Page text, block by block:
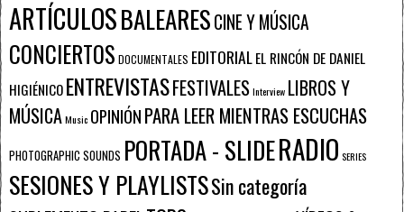
ARTÍCULOSBALEARESCINE Y MÚSICA
CONCIERTOS DOCUMENTALES EDITORIALEL RINCÓN DE DANIEL
HIGIÉNICOENTREVISTASFESTIVALESInterview LIBROS Y
MÚSICAMusic OPINIÓNPARA LEER MIENTRAS ESCUCHAS
PHOTOGRAPHIC SOUNDS PORTADA - SLIDERADIO SERIES
SESIONES Y PLAYLISTSSin categoría